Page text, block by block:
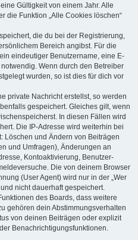
Gültigkeit von einem Jahr. Alle
die Funktion „Alle Cookies löschen“
die du bei der Registrierung,
Bereich angibst. Für die
eindeutiger Benutzername, eine E-
Wenn durch den Betreiber
wurden, so ist dies für dich vor
private Nachricht erstellst, so werden
gespeichert. Gleiches gilt, wenn
In diesen Fällen wird
Die IP-Adresse wird weiterhin bei
Löschen und Ändern von Beiträgen
und Umfragen), Änderungen an
Kontoaktivierung, Benutzer-
Die von deinem Browser
(User Agent) wird nur in der „Wer
nicht dauerhaft gespeichert.
des Boards, dass weitere
gehören dein Abstimmungsverhalten
von deinen Beiträgen oder explizit
Benachrichtigungsfunktionen.